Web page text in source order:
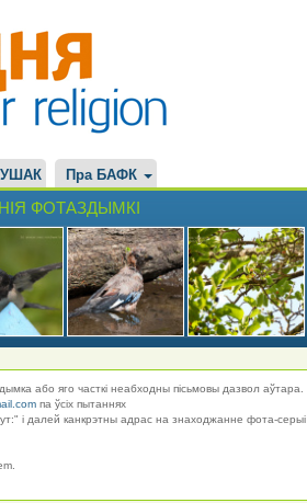
Пра БАФК
ФОТАЗДЫМКІ
або яго часткі неабходны пісьмовы дазвол аўтара.
па ўсіх пытаннях
і далей канкрэтны адрас на знаходжанне фота-серыі